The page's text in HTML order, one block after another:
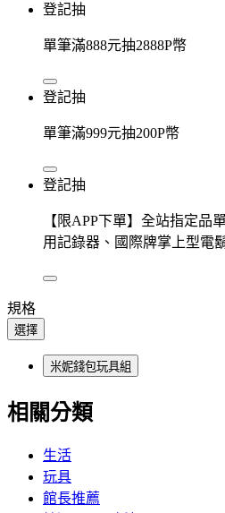
登記抽
單筆滿888元抽2888P幣
登記抽
單筆滿999元抽200P幣
登記抽
【限APP下單】全站指定品
用記錄器、國際牌掌上型電
規格
選擇
米妮錢包玩具組
相關分類
生活
玩具
館長推薦